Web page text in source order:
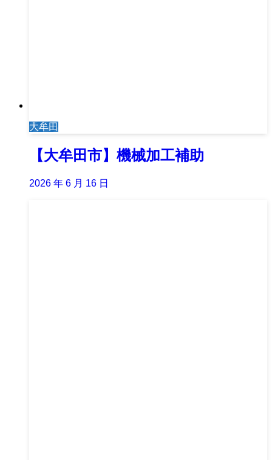
大牟田
【大牟田市】機械加工補助
2026 年 6 月 16 日